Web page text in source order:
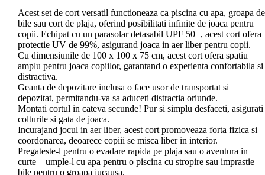
Acest set de cort versatil functioneaza ca piscina cu apa, groapa de
bile sau cort de plaja, oferind posibilitati infinite de joaca pentru
copii. Echipat cu un parasolar detasabil UPF 50+, acest cort ofera
protectie UV de 99%, asigurand joaca in aer liber pentru copii.
Cu dimensiunile de 100 x 100 x 75 cm, acest cort ofera spatiu
amplu pentru joaca copiilor, garantand o experienta confortabila si
distractiva.
Geanta de depozitare inclusa o face usor de transportat si
depozitat, permitandu-va sa aduceti distractia oriunde.
Montati cortul in cateva secunde! Pur si simplu desfaceti, asigurati
colturile si gata de joaca.
Incurajand jocul in aer liber, acest cort promoveaza forta fizica si
coordonarea, deoarece copiii se misca liber in interior.
Pregateste-l pentru o evadare rapida pe plaja sau o aventura in
curte – umple-l cu apa pentru o piscina cu stropire sau imprastie
bile pentru o groapa jucausa.